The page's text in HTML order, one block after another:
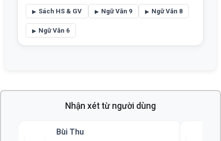
Sách HS & GV Ngữ Văn 9 Ngữ Văn 8
Ngữ Văn 6
Nhận xét từ người dùng